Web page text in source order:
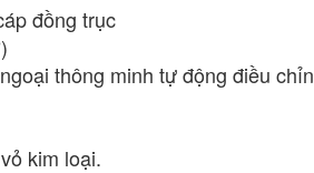
đồng trục
thông minh tự động điều
kim loại.